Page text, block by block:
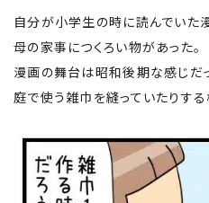
自分が小学生の時に読んでいた
母の家事につくろい物があった。
漫画の舞台は昭和後期な感じだ
庭で使う雑巾を縫っていたりする